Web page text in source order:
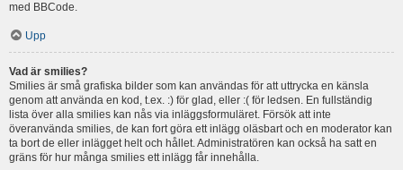
med BBCode.
Upp
Vad är smilies?
Smilies är små grafiska bilder som kan användas för att uttrycka en känsla
genom att använda en kod, t.ex. :) för glad, eller :( för ledsen. En fullständig
lista över alla smilies kan nås via inläggsformuläret. Försök att inte
överanvända smilies, de kan fort göra ett inlägg oläsbart och en moderator kan
ta bort de eller inlägget helt och hållet. Administratören kan också ha satt en
gräns för hur många smilies ett inlägg får innehålla.